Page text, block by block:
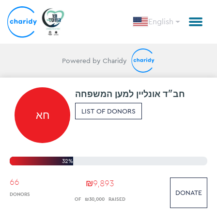
English
Powered by Charidy
חא
חב״ד אונליין למען המשפחה
LIST OF DONORS
32%
66
DONORS
₪9,893
OF ₪30,000 RAISED
DONATE